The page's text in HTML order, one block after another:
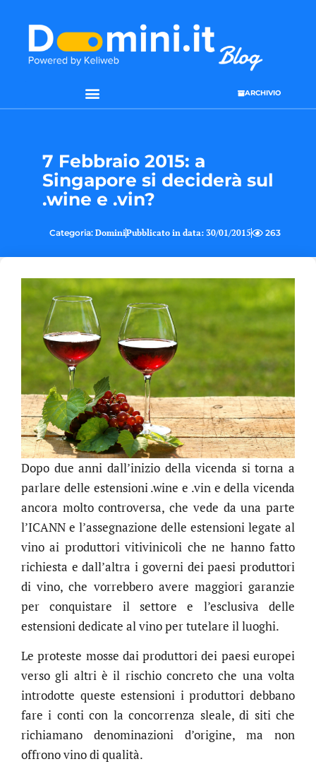
ARCHIVIO
7 Febbraio 2015: a
Singapore si deciderà sul
.wine e .vin?
Categoria: DominiPubblicato in data: 30/01/2015 263
Dopo due anni dall’inizio della vicenda si torna a
parlare delle estensioni .wine e .vin e della vicenda
ancora molto controversa, che vede da una parte
l’ICANN e l’assegnazione delle estensioni legate al
vino ai produttori vitivinicoli che ne hanno fatto
richiesta e dall’altra i governi dei paesi produttori
di vino, che vorrebbero avere maggiori garanzie
per conquistare il settore e l’esclusiva delle
estensioni dedicate al vino per tutelare il luoghi.
Le proteste mosse dai produttori dei paesi europei
verso gli altri è il rischio concreto che una volta
introdotte queste estensioni i produttori debbano
fare i conti con la concorrenza sleale, di siti che
richiamano denominazioni d’origine, ma non
offrono vino di qualità.